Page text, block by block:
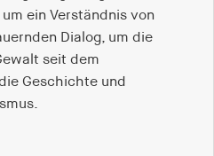
ein Verständnis von
Dialog, um die
seit dem
Geschichte und